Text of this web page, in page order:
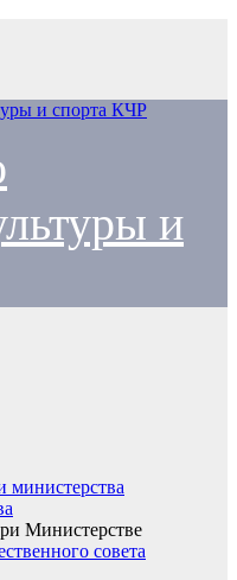
и
Министерстве
совета